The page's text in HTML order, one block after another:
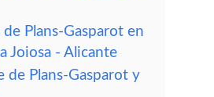
Plans-Gasparot en
Joiosa - Alicante
de Plans-Gasparot y